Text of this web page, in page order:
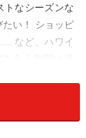
トなシーズンな
い！ ショッピ
など、ハワイ
ズンをチェッ